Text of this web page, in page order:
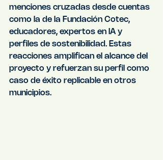
menciones cruzadas desde cuentas
como la de la Fundación Cotec,
educadores, expertos en IA y
perfiles de sostenibilidad. Estas
reacciones amplifican el alcance del
proyecto y refuerzan su perfil como
caso de éxito replicable en otros
municipios.